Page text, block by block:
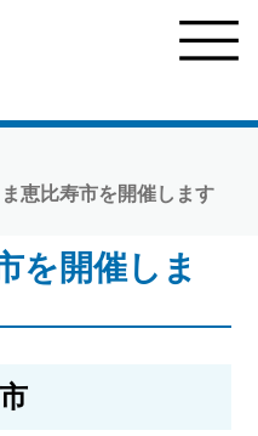
恵比寿市を開催します
を開催しま